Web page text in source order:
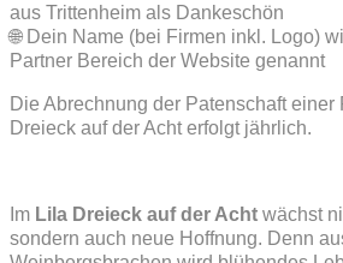
aus Trittenheim als Dankeschön
🌐 Dein Name (bei Firmen inkl. Logo)
Partner Bereich der Website genannt
Die Abrechnung der Patenschaft einer
Dreieck auf der Acht erfolgt jährlich.
Im Lila Dreieck auf der Acht wächst
sondern auch neue Hoffnung. Denn